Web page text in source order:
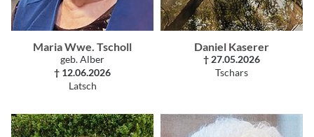
Maria Wwe. Tscholl
geb. Alber
† 12.06.2026
Latsch
Daniel Kaserer
† 27.05.2026
Tschars